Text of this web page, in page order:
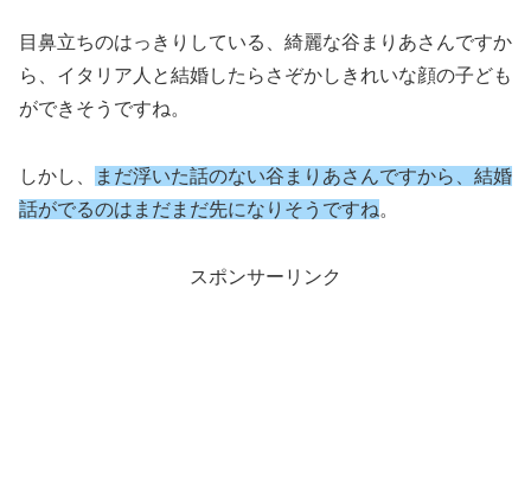
目鼻立ちのはっきりしている、綺麗な谷まりあさんですか
ら、イタリア人と結婚したらさぞかしきれいな顔の子ども
ができそうですね。
しかし、
まだ浮いた話のない谷まりあさんですから、結婚
話がでるのはまだまだ先になりそうですね。
スポンサーリンク